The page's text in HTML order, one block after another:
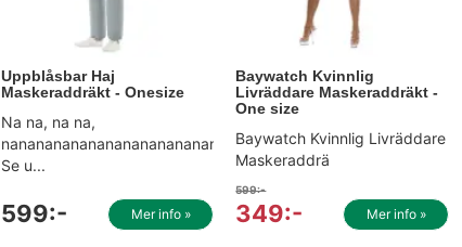
Uppblåsbar Haj
Maskeraddräkt - Onesize
Na na, na na,
nanananananananananananananana!
Se u...
599:- Mer info »
Baywatch Kvinnlig
Livräddare Maskeraddräkt -
One size
Baywatch Kvinnlig Livräddare
Maskeraddrä
599:-
349:- Mer info »